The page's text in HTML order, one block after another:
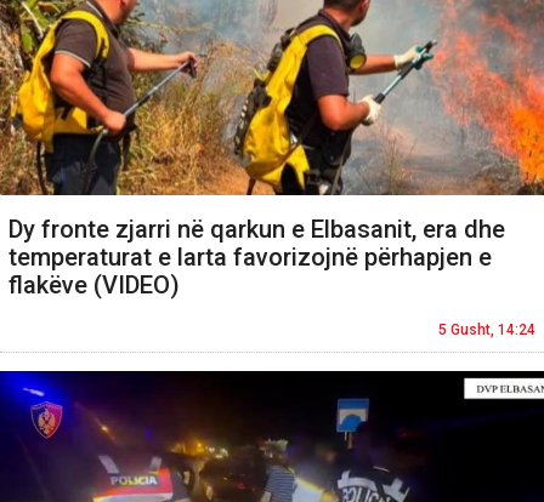
Dy fronte zjarri në qarkun e Elbasanit, era dhe
temperaturat e larta favorizojnë përhapjen e
flakëve (VIDEO)
5 Gusht, 14:24